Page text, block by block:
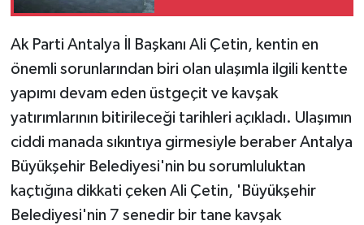
Ak Parti Antalya İl Başkanı Ali Çetin, kentin en
önemli sorunlarından biri olan ulaşımla ilgili kentte
yapımı devam eden üstgeçit ve kavşak
yatırımlarının bitirileceği tarihleri açıkladı. Ulaşımın
ciddi manada sıkıntıya girmesiyle beraber Antalya
Büyükşehir Belediyesi'nin bu sorumluluktan
kaçtığına dikkati çeken Ali Çetin, 'Büyükşehir
Belediyesi'nin 7 senedir bir tane kavşak